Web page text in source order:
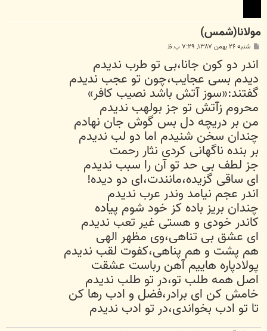
مولانا(شمس)
ت
شنبه ۲۶ بهمن ۱۳۸۷, ۷:۲۹ ب.ظ
اندر دو کون جانا،بی تو طرب ندیدم
دیدم بسی عجایب،چون تو عجب ندیدم
گفتند:«سوز آتش باشد نصیب کافر»
محروم زآتش تو جز بولهب ندیدم
من بر دریچه دل بس گوش جان نهادم
چندان سخن شنیدم اما دو لب ندیدم
بر بنده ناگهانی کردی نثار رحمت
جز لطف بی حد تو آن را سبب ندیدم
ای ساقی گزیده،مانندت،ای دو دیده!
اندر عجم نیامد وندر عرب ندیدم
چندان بریز باده کز خود شوم پیاده
کاندر خودی و هستی غیر تعب ندیدم
ای عشق بی تناهی،وی مظهر الهی
هم پشت و هم پناهی،کفوت لقب ندیدم
پولادپاره هاییم آهن رباست عشقت
اصل همه طلب تو،در تو طلب ندیدم
خامش کن ای برادر،فضل و ادب رها کن
تا تو ادب بخواندی،در تو ادب ندیدم